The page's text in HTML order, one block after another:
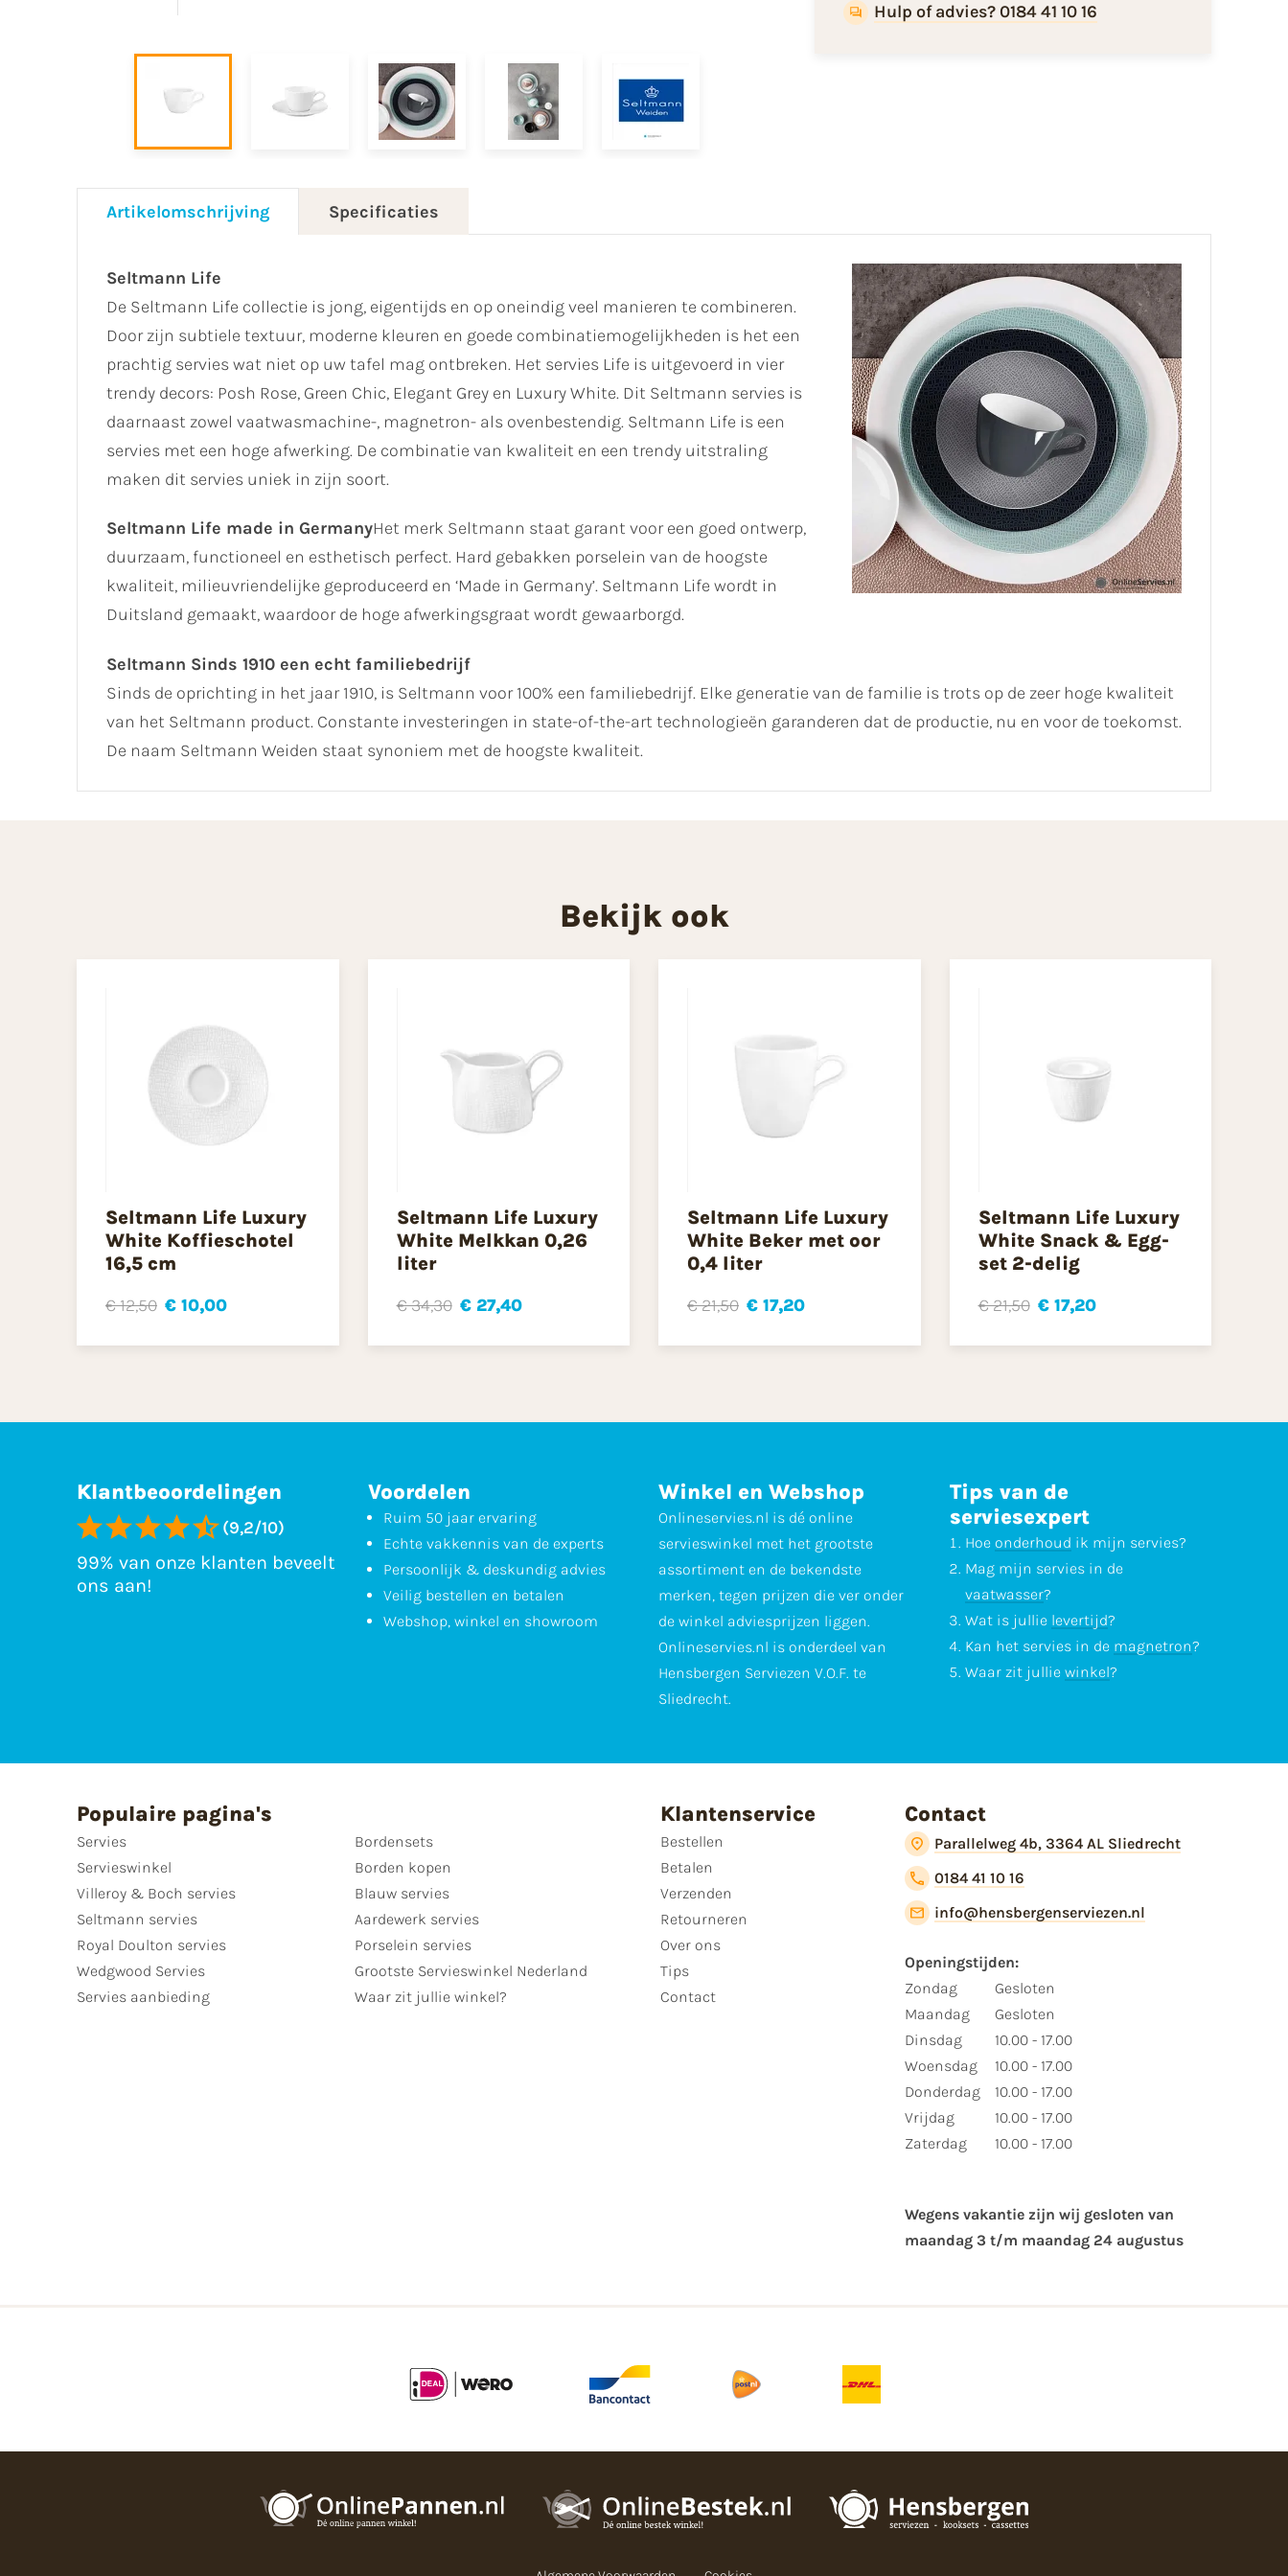
Hulp of advies? 0184 41 10 16
Artikelomschrijving Specificaties
Seltmann Life
De Seltmann Life collectie is jong, eigentijds en op oneindig veel manieren te combineren.
Door zijn subtiele textuur, moderne kleuren en goede combinatiemogelijkheden is het een
prachtig servies wat niet op uw tafel mag ontbreken. Het servies Life is uitgevoerd in vier
trendy decors: Posh Rose, Green Chic, Elegant Grey en Luxury White. Dit Seltmann servies is
daarnaast zowel vaatwasmachine-, magnetron- als ovenbestendig. Seltmann Life is een
servies met een hoge afwerking. De combinatie van kwaliteit en een trendy uitstraling
maken dit servies uniek in zijn soort.
Seltmann Life made in GermanyHet merk Seltmann staat garant voor een goed ontwerp,
duurzaam, functioneel en esthetisch perfect. Hard gebakken porselein van de hoogste
kwaliteit, milieuvriendelijke geproduceerd en ‘Made in Germany’. Seltmann Life wordt in
Duitsland gemaakt, waardoor de hoge afwerkingsgraat wordt gewaarborgd.
Seltmann Sinds 1910 een echt familiebedrijf
Sinds de oprichting in het jaar 1910, is Seltmann voor 100% een familiebedrijf. Elke generatie van de familie is trots op de zeer hoge kwaliteit
van het Seltmann product. Constante investeringen in state-of-the-art technologieën garanderen dat de productie, nu en voor de toekomst.
De naam Seltmann Weiden staat synoniem met de hoogste kwaliteit.
Bekijk ook
Seltmann Life Luxury
White Koffieschotel
16,5 cm
€ 12,50 € 10,00
Seltmann Life Luxury
White Melkkan 0,26
liter
€ 34,30 € 27,40
Seltmann Life Luxury
White Beker met oor
0,4 liter
€ 21,50 € 17,20
Seltmann Life Luxury
White Snack & Egg-
set 2-delig
€ 21,50 € 17,20
Klantbeoordelingen
(9,2/10)
99% van onze klanten beveelt
ons aan!
Voordelen
Ruim 50 jaar ervaring
Echte vakkennis van de experts
Persoonlijk & deskundig advies
Veilig bestellen en betalen
Webshop, winkel en showroom
Winkel en Webshop
Onlineservies.nl is dé online
servieswinkel met het grootste
assortiment en de bekendste
merken, tegen prijzen die ver onder
de winkel adviesprijzen liggen.
Onlineservies.nl is onderdeel van
Hensbergen Serviezen V.O.F. te
Sliedrecht.
Tips van de
serviesexpert
Hoe onderhoud ik mijn servies?
Mag mijn servies in de
vaatwasser?
Wat is jullie levertijd?
Kan het servies in de magnetron?
Waar zit jullie winkel?
Populaire pagina's
Servies
Servieswinkel
Villeroy & Boch servies
Seltmann servies
Royal Doulton servies
Wedgwood Servies
Servies aanbieding
Bordensets
Borden kopen
Blauw servies
Aardewerk servies
Porselein servies
Grootste Servieswinkel Nederland
Waar zit jullie winkel?
Klantenservice
Bestellen
Betalen
Verzenden
Retourneren
Over ons
Tips
Contact
Contact
Parallelweg 4b, 3364 AL Sliedrecht
0184 41 10 16
info@hensbergenserviezen.nl
Openingstijden:
Zondag
Maandag
Dinsdag
Woensdag
Donderdag
Vrijdag
Zaterdag
Gesloten
Gesloten
10.00 - 17.00
10.00 - 17.00
10.00 - 17.00
10.00 - 17.00
10.00 - 17.00
Wegens vakantie zijn wij gesloten van ​
maandag 3 t/m maandag 24 augustus